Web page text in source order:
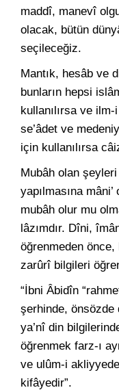
maddî, manevî
olacak, bütün
seçileceğiz.
Mantık, hesâb ve
bunların hepsi
kullanılırsa ve
se’âdet ve
için kullanılırsa
Mubâh olan
yapılmasına
mubâh olur mu
lâzımdır. Dîni,
öğrenmeden
zarûrî bilgileri
“İbni Âbidîn
şerhinde, önsözde
ya’nî din
öğrenmek farz-ı
ve ulûm-i
kifâyedir”.